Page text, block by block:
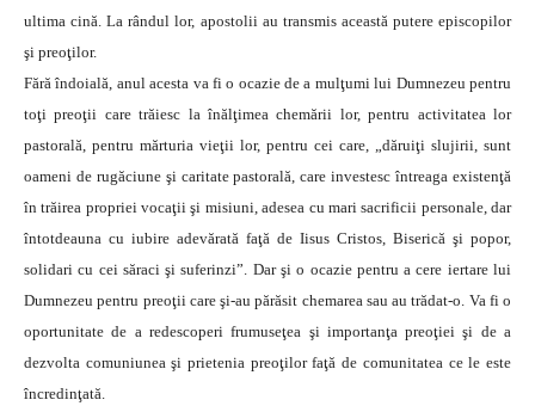
ultima cină. La rândul lor, apostolii au transmis această putere episcopilor
şi preoţilor.
Fără îndoială, anul acesta va fi o ocazie de a mulţumi lui Dumnezeu pentru
toţi preoţii care trăiesc la înălţimea chemării lor, pentru activitatea lor
pastorală, pentru mărturia vieţii lor, pentru cei care, „dăruiţi slujirii, sunt
oameni de rugăciune şi caritate pastorală, care investesc întreaga existenţă
în trăirea propriei vocaţii şi misiuni, adesea cu mari sacrificii personale, dar
întotdeauna cu iubire adevărată faţă de Iisus Cristos, Biserică şi popor,
solidari cu cei săraci şi suferinzi”. Dar şi o ocazie pentru a cere iertare lui
Dumnezeu pentru preoţii care şi-au părăsit chemarea sau au trădat-o. Va fi o
oportunitate de a redescoperi frumuseţea şi importanţa preoţiei şi de a
dezvolta comuniunea şi prietenia preoţilor faţă de comunitatea ce le este
încredinţată.